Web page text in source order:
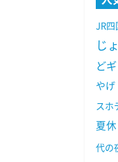
JR四
じ
ど
やげ
スホ
夏休
代の